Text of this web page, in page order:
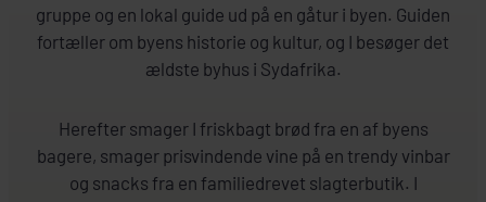
gruppe og en lokal guide ud på en gåtur i byen. Guiden
fortæller om byens historie og kultur, og I besøger det
ældste byhus i Sydafrika.
Herefter smager I friskbagt brød fra en af byens
bagere, smager prisvindende vine på en trendy vinbar
og snacks fra en familiedrevet slagterbutik. I